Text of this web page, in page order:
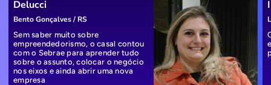
Delucci
Bento Gonçalves / RS
Sem saber muito sobre
empreendedorismo, o casal contou
com o Sebrae para aprender tudo
sobre o assunto, colocar o negócio
nos eixos e ainda abrir uma nova
empresa